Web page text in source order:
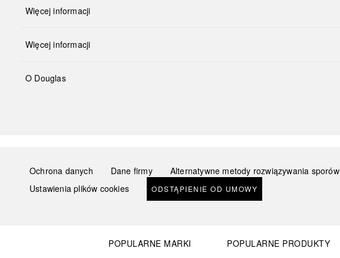
Więcej informacji
Więcej informacji
O Douglas
Ochrona danych Dane firmy Alternatywne metody rozwiązywania sporów
Ustawienia plików cookies
ODSTĄPIENIE OD UMOWY
POPULARNE MARKI
POPULARNE PRODUKTY